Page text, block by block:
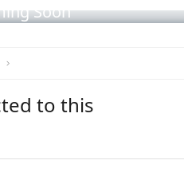
Soon
to this